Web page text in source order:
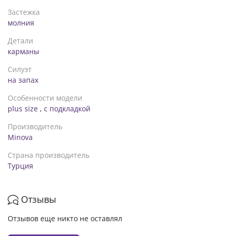
Застежка
молния
Детали
карманы
Силуэт
на запах
Особенности модели
plus size , с подкладкой
Производитель
Minova
Страна производитель
Турция
Отзывы
Отзывов еще никто не оставлял